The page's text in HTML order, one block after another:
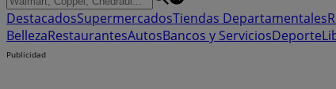
DestacadosSupermercadosTiendas Departamentales
BellezaRestaurantesAutosBancos y ServiciosDeporte
Publicidad